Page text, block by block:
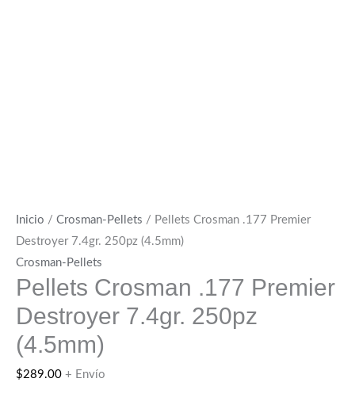
Inicio / Crosman-Pellets / Pellets Crosman .177 Premier
Destroyer 7.4gr. 250pz (4.5mm)
Crosman-Pellets
Pellets Crosman .177 Premier
Destroyer 7.4gr. 250pz
(4.5mm)
$289.00 + Envío